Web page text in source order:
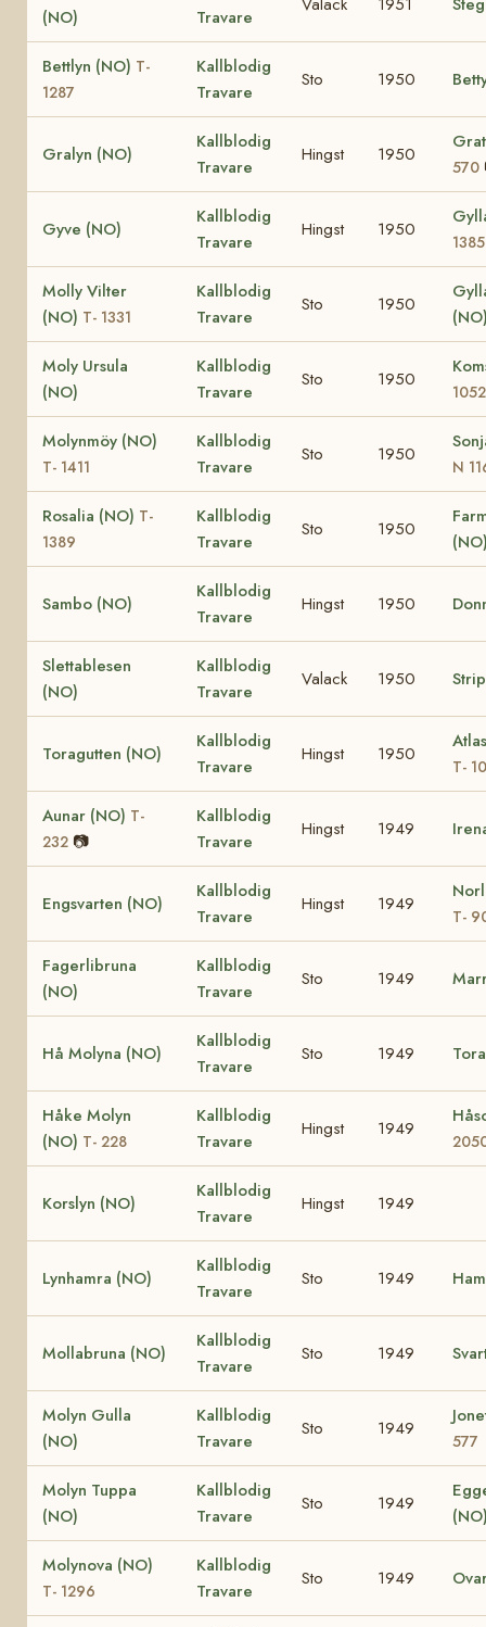
(NO)
Travare
Valack 1951
Bettlyn (NO) T-
1287
Kallblodig
Travare
Sto 1950
Gralyn (NO)
Kallblodig
Travare
Hingst 1950
570
Gyve (NO)
Kallblodig
Travare
Hingst 1950
1385
Molly Vilter
(NO) T- 1331
Kallblodig
Travare
Sto 1950
Moly Ursula
(NO)
Kallblodig
Travare
Sto 1950
1052
Molynmöy (NO)
T- 1411
Kallblodig
Travare
Sto 1950
N
Rosalia (NO) T-
1389
Kallblodig
Travare
Sto 1950
Sambo (NO)
Kallblodig
Travare
Hingst 1950
Slettablesen
(NO)
Kallblodig
Travare
Valack 1950
Toragutten (NO)
Kallblodig
Travare
Hingst 1950
T-
Aunar (NO) T-
232 📷
Kallblodig
Travare
Hingst 1949
Engsvarten (NO)
Kallblodig
Travare
Hingst 1949
T-
Fagerlibruna
(NO)
Kallblodig
Travare
Sto 1949
Hå Molyna (NO)
Kallblodig
Travare
Sto 1949
Håke Molyn
(NO) T- 228
Kallblodig
Travare
Hingst 1949
Korslyn (NO)
Kallblodig
Travare
Hingst 1949
Lynhamra (NO)
Kallblodig
Travare
Sto 1949
Mollabruna (NO)
Kallblodig
Travare
Sto 1949
Molyn Gulla
(NO)
Kallblodig
Travare
Sto 1949
577
Molyn Tuppa
(NO)
Kallblodig
Travare
Sto 1949
Molynova (NO)
T- 1296
Kallblodig
Travare
Sto 1949